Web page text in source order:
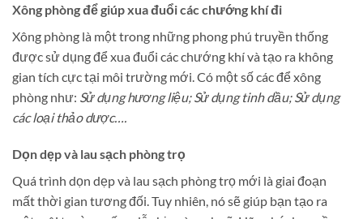
Xông phòng để giúp xua đuổi các chướng khí đi
Xông phòng là một trong những phong phú truyền thống
được sử dụng để xua đuổi các chướng khí và tạo ra không
gian tích cực tại môi trường mới. Có một số các để xông
phòng như: Sử dụng hương liệu; Sử dụng tinh dầu; Sử dụng
các loại thảo dược….
Dọn dẹp và lau sạch phòng trọ
Quá trình dọn dẹp và lau sạch phòng trọ mới là giai đoạn
mất thời gian tương đối. Tuy nhiên, nó sẽ giúp bạn tạo ra